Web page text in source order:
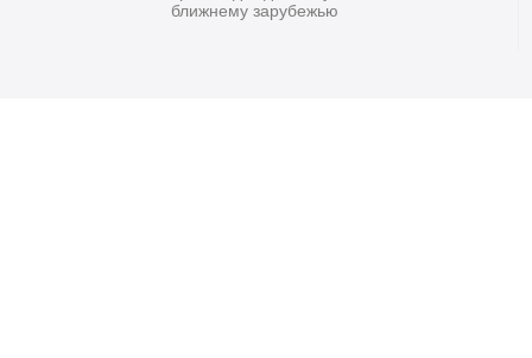
ближнему зарубежью